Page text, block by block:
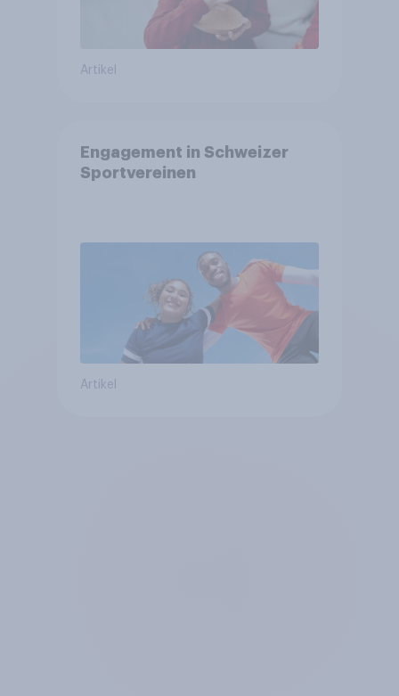
Artikel
Engagement in Schweizer
Sportvereinen
Artikel